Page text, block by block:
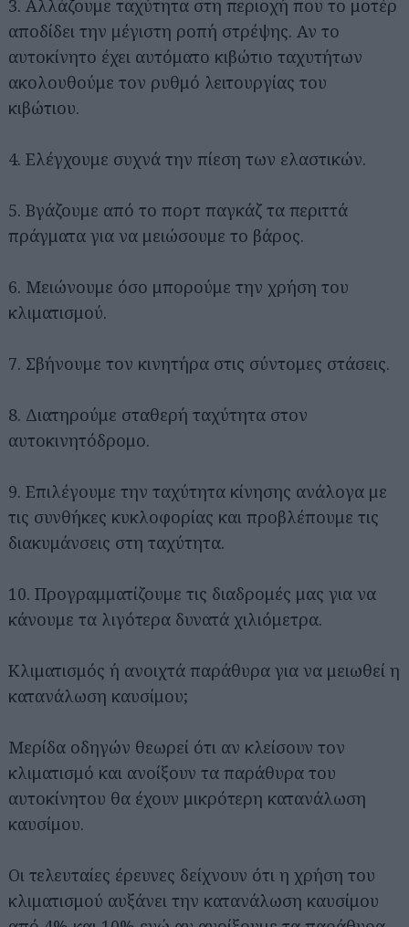
3. Αλλάζουμε ταχύτητα στη περιοχή που το μοτέρ
αποδίδει την μέγιστη ροπή στρέψης. Αν το
αυτοκίνητο έχει αυτόματο κιβώτιο ταχυτήτων
ακολουθούμε τον ρυθμό λειτουργίας του
κιβώτιου.
4. Ελέγχουμε συχνά την πίεση των ελαστικών.
5. Βγάζουμε από το πορτ παγκάζ τα περιττά
πράγματα για να μειώσουμε το βάρος.
6. Μειώνουμε όσο μπορούμε την χρήση του
κλιματισμού.
7. Σβήνουμε τον κινητήρα στις σύντομες στάσεις.
8. Διατηρούμε σταθερή ταχύτητα στον
αυτοκινητόδρομο.
9. Επιλέγουμε την ταχύτητα κίνησης ανάλογα με
τις συνθήκες κυκλοφορίας και προβλέπουμε τις
διακυμάνσεις στη ταχύτητα.
10. Προγραμματίζουμε τις διαδρομές μας για να
κάνουμε τα λιγότερα δυνατά χιλιόμετρα.
Κλιματισμός ή ανοιχτά παράθυρα για να μειωθεί η
κατανάλωση καυσίμου;
Μερίδα οδηγών θεωρεί ότι αν κλείσουν τον
κλιματισμό και ανοίξουν τα παράθυρα του
αυτοκίνητου θα έχουν μικρότερη κατανάλωση
καυσίμου.
Οι τελευταίες έρευνες δείχνουν ότι η χρήση του
κλιματισμού αυξάνει την κατανάλωση καυσίμου